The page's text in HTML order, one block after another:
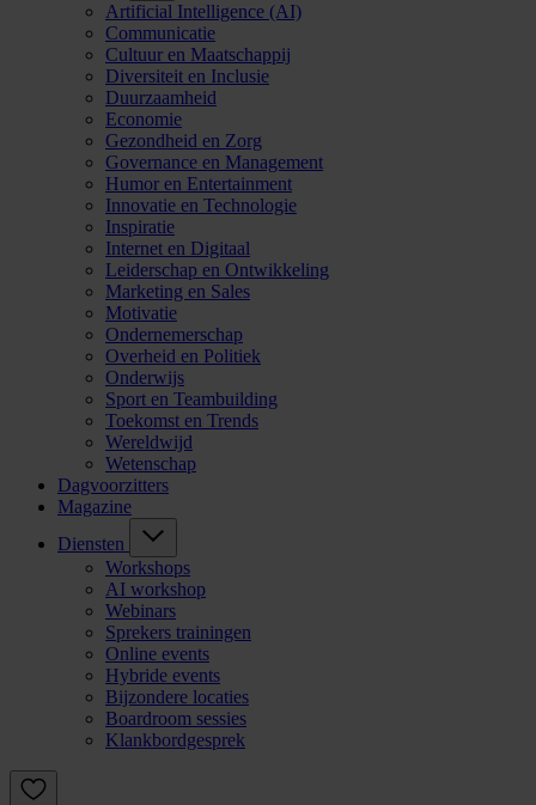
Artificial Intelligence (AI)
Communicatie
Cultuur en Maatschappij
Diversiteit en Inclusie
Duurzaamheid
Economie
Gezondheid en Zorg
Governance en Management
Humor en Entertainment
Innovatie en Technologie
Inspiratie
Internet en Digitaal
Leiderschap en Ontwikkeling
Marketing en Sales
Motivatie
Ondernemerschap
Overheid en Politiek
Onderwijs
Sport en Teambuilding
Toekomst en Trends
Wereldwijd
Wetenschap
Dagvoorzitters
Magazine
Diensten
Workshops
AI workshop
Webinars
Sprekers trainingen
Online events
Hybride events
Bijzondere locaties
Boardroom sessies
Klankbordgesprek